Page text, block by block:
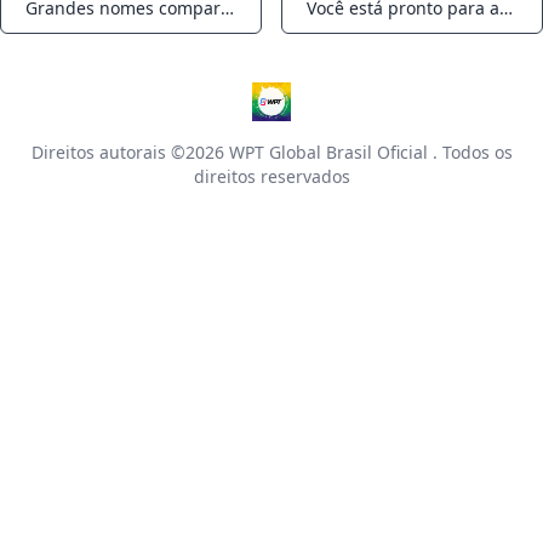
Notifications Grandes nomes comparecem ao Mixed Game Festival VI; Ari Engel vence o evento principal do WPT Voyage Notifications Você está pronto para as férias de primavera do pôquer? Adam Pliska fala sobre o WPT Voyage Cruise
Direitos autorais ©2026WPT Global Brasil Oficial . Todos os
direitos reservados